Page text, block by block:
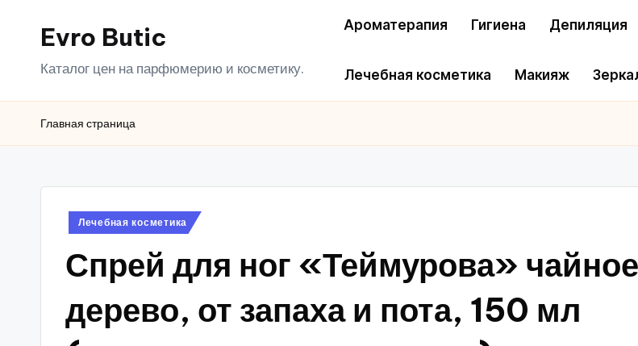
ПерейтиEvro Butic
Каталог цен на парфюмерию и косметику.
Ароматерапия Гигиена Депиляция
Лечебная косметика Макияж
Главная страница
Опубликовано
Лечебная косметика
Спрей для ног «Теймурова» чайное
дерево, от запаха и пота, 150 мл